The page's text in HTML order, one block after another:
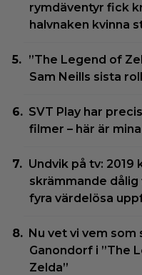
rymdäventyr fick
halvnaken kvinna
”The Legend of
Sam Neills sista
SVT Play har
filmer – här är
Undvik på tv: 2019
skrämmande
fyra värdelösa
Nu vet vi vem som
Ganondorf i ”The
Zelda”